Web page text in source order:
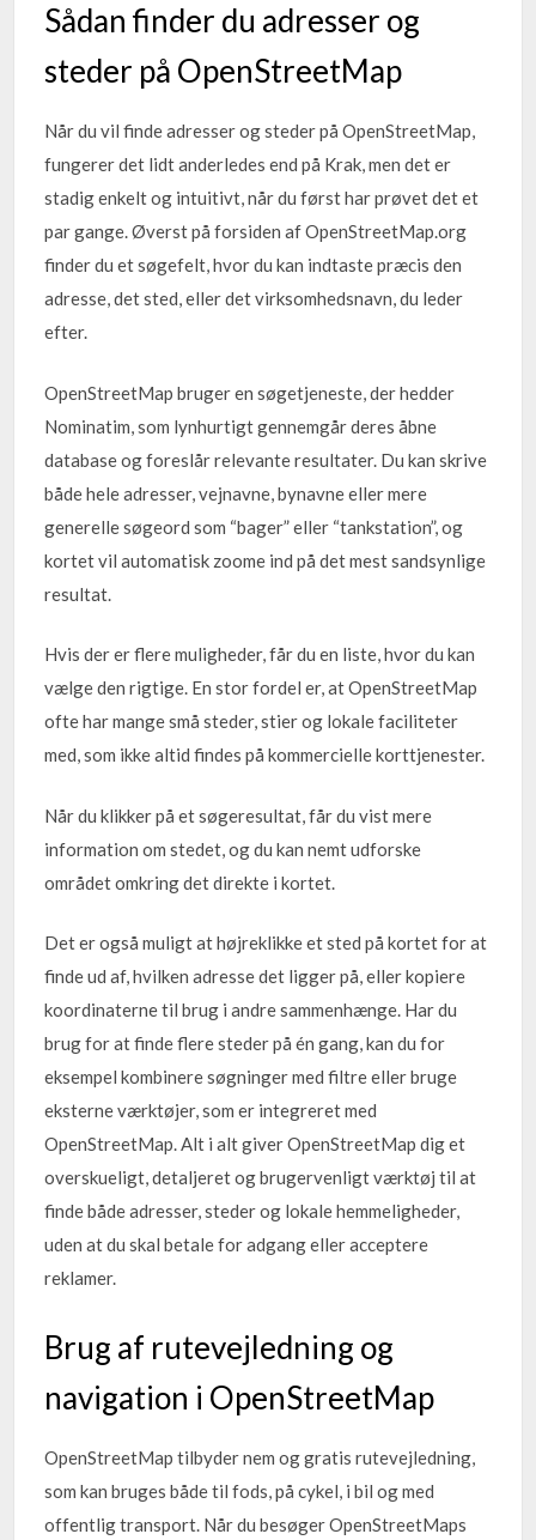
Sådan finder du adresser og
steder på OpenStreetMap
Når du vil finde adresser og steder på OpenStreetMap,
fungerer det lidt anderledes end på Krak, men det er
stadig enkelt og intuitivt, når du først har prøvet det et
par gange. Øverst på forsiden af OpenStreetMap.org
finder du et søgefelt, hvor du kan indtaste præcis den
adresse, det sted, eller det virksomhedsnavn, du leder
efter.
OpenStreetMap bruger en søgetjeneste, der hedder
Nominatim, som lynhurtigt gennemgår deres åbne
database og foreslår relevante resultater. Du kan skrive
både hele adresser, vejnavne, bynavne eller mere
generelle søgeord som “bager” eller “tankstation”, og
kortet vil automatisk zoome ind på det mest sandsynlige
resultat.
Hvis der er flere muligheder, får du en liste, hvor du kan
vælge den rigtige. En stor fordel er, at OpenStreetMap
ofte har mange små steder, stier og lokale faciliteter
med, som ikke altid findes på kommercielle korttjenester.
Når du klikker på et søgeresultat, får du vist mere
information om stedet, og du kan nemt udforske
området omkring det direkte i kortet.
Det er også muligt at højreklikke et sted på kortet for at
finde ud af, hvilken adresse det ligger på, eller kopiere
koordinaterne til brug i andre sammenhænge. Har du
brug for at finde flere steder på én gang, kan du for
eksempel kombinere søgninger med filtre eller bruge
eksterne værktøjer, som er integreret med
OpenStreetMap. Alt i alt giver OpenStreetMap dig et
overskueligt, detaljeret og brugervenligt værktøj til at
finde både adresser, steder og lokale hemmeligheder,
uden at du skal betale for adgang eller acceptere
reklamer.
Brug af rutevejledning og
navigation i OpenStreetMap
OpenStreetMap tilbyder nem og gratis rutevejledning,
som kan bruges både til fods, på cykel, i bil og med
offentlig transport. Når du besøger OpenStreetMaps